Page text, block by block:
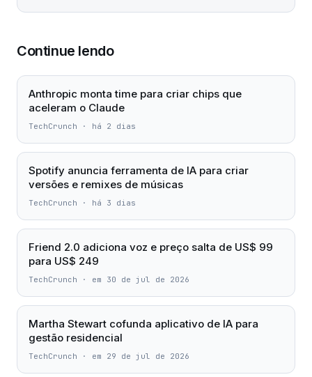
Continue lendo
Anthropic monta time para criar chips que
aceleram o Claude
TechCrunch · há 2 dias
Spotify anuncia ferramenta de IA para criar
versões e remixes de músicas
TechCrunch · há 3 dias
Friend 2.0 adiciona voz e preço salta de US$ 99
para US$ 249
TechCrunch · em 30 de jul de 2026
Martha Stewart cofunda aplicativo de IA para
gestão residencial
TechCrunch · em 29 de jul de 2026